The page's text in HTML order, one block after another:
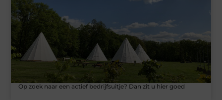
Op zoek naar een actief bedrijfsuitje? Dan zit u hier goed